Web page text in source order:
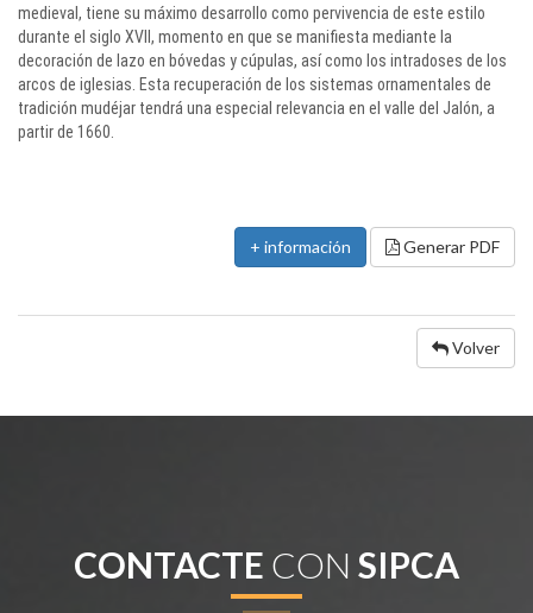
medieval, tiene su máximo desarrollo como pervivencia de este estilo
durante el siglo XVII, momento en que se manifiesta mediante la
decoración de lazo en bóvedas y cúpulas, así como los intradoses de los
arcos de iglesias. Esta recuperación de los sistemas ornamentales de
tradición mudéjar tendrá una especial relevancia en el valle del Jalón, a
partir de 1660.
+ información Generar PDF
Volver
CONTACTE CON SIPCA